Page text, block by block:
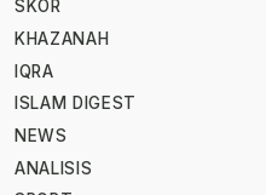
SKOR
KHAZANAH
IQRA
ISLAM DIGEST
NEWS
ANALISIS